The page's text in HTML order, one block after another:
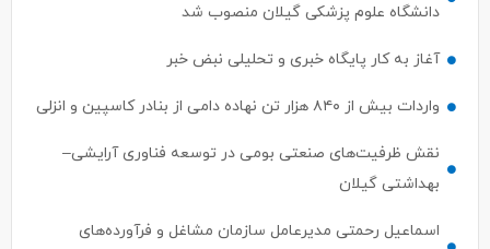
دانشگاه علوم پزشکی گیلان منصوب شد
آغاز به کار پایگاه خبری و تحلیلی نبض خبر
واردات بیش از ۸۴۰ هزار تن نهاده دامی از بنادر كاسپین و انزلی
نقش ظرفیت‌های صنعتی بومی در توسعه فناوری آرایشی–
بهداشتی گیلان
اسماعیل رحمتی مدیرعامل سازمان مشاغل و فرآورده‌های